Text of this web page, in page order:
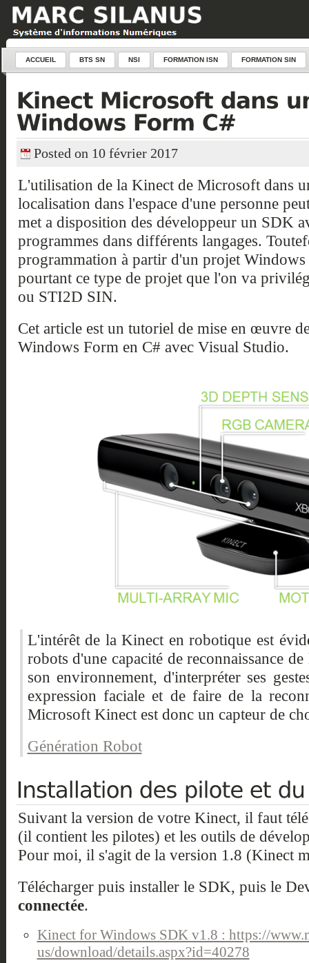
ACCUEIL BTS SN NSI FORMATION ISN FORMATION SIN
Posted on 10 février 2017
L'utilisation de la Kinect de Microsoft dans
localisation dans l'espace d'une personne
met a disposition des développeur un SDK
programmes dans différents langages.
programmation à partir d'un projet
pourtant ce type de projet que l'on va
ou STI2D SIN.
Cet article est un tutoriel de mise en œuvre
Windows Form en C# avec Visual Studio.
L'intérêt de la Kinect en robotique est
robots d'une capacité de reconnaissance
son environnement, d'interpréter ses
expression faciale et de faire de la
Microsoft Kinect est donc un capteur de
Génération Robot
Suivant la version de votre Kinect, il faut
(il contient les pilotes) et les outils de
Pour moi, il s'agit de la version 1.8 (Kinect
Télécharger puis installer le SDK, puis le
connectée.
Kinect for Windows SDK v1.8 : https://
us/download/details.aspx?id=40278